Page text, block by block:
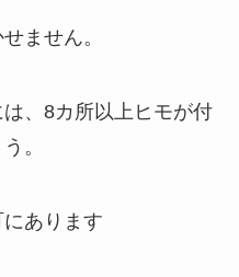
ません。
、8カ所以上ヒモが付
。
あります